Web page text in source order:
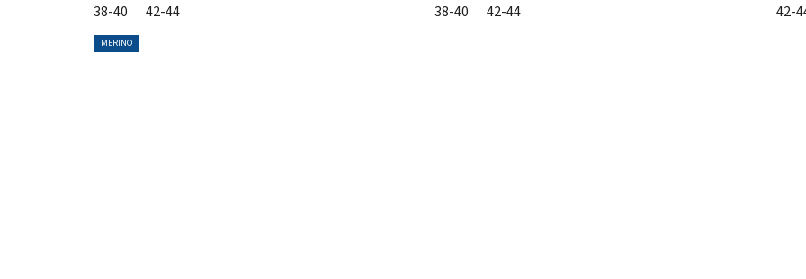
38-40 42-44 38-40 42-44 42-
MERINO